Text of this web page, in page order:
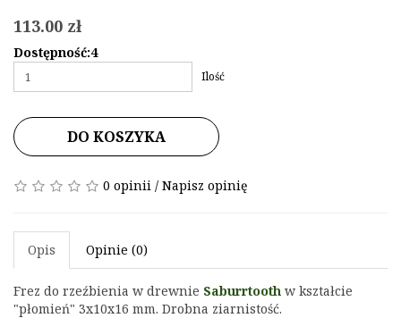
113.00 zł
Dostępność:4
Ilość
DO KOSZYKA
0 opinii / Napisz opinię
Opis Opinie (0)
Frez do rzeźbienia w drewnie Saburrtooth w kształcie
"płomień" 3x10x16 mm. Drobna ziarnistość.